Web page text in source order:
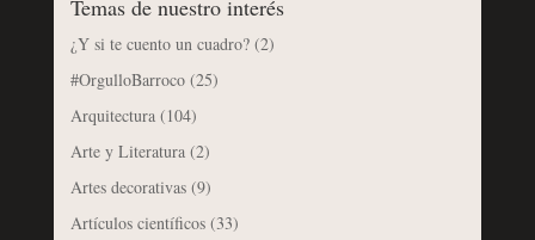
Temas de nuestro interés
¿Y si te cuento un cuadro?(2)
#OrgulloBarroco(25)
Arquitectura(104)
Arte y Literatura(2)
Artes decorativas(9)
Artículos científicos(33)